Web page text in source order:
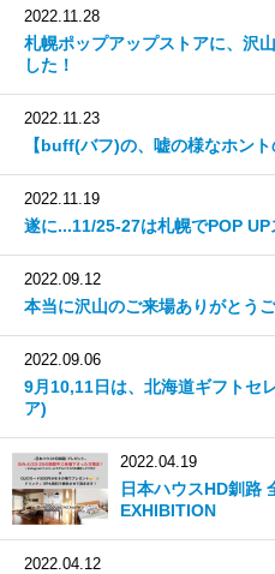
2022.11.28
札幌ポップアップストアに、沢
した！
2022.11.23
【buff(バフ)の、嘘の様なホント
2022.11.19
遂に...11/25-27は札幌でPOP UP
2022.09.12
本当に沢山のご来場ありがとうご
2022.09.06
9月10,11日は、北海道ギフトセ
ア)
2022.04.19
日本ハウスHD釧路
EXHIBITION
2022.04.12